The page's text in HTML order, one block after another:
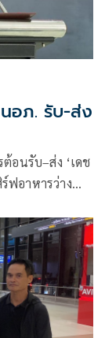
อภ. รับ-ส่ง
อนรับ–ส่ง ‘เดช